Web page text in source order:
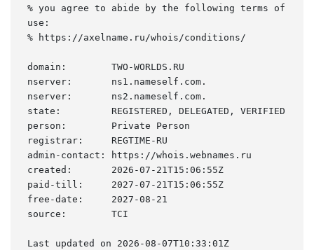
% you agree to abide by the following terms of
use:
% https://axelname.ru/whois/conditions/
domain:        TWO-WORLDS.RU
nserver:       ns1.nameself.com.
nserver:       ns2.nameself.com.
state:         REGISTERED, DELEGATED, VERIFIED
person:        Private Person
registrar:     REGTIME-RU
admin-contact: https://whois.webnames.ru
created:       2026-07-21T15:06:55Z
paid-till:     2027-07-21T15:06:55Z
free-date:     2027-08-21
source:        TCI
Last updated on 2026-08-07T10:33:01Z